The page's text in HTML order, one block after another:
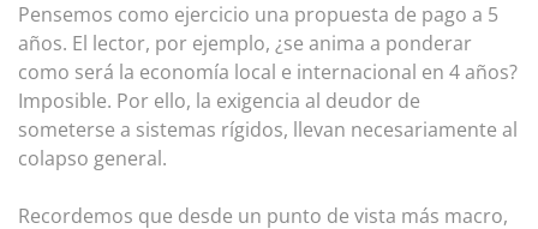
Pensemos como ejercicio una propuesta de pago a 5
años. El lector, por ejemplo, ¿se anima a ponderar
como será la economía local e internacional en 4 años?
Imposible. Por ello, la exigencia al deudor de
someterse a sistemas rígidos, llevan necesariamente al
colapso general.
Recordemos que desde un punto de vista más macro,